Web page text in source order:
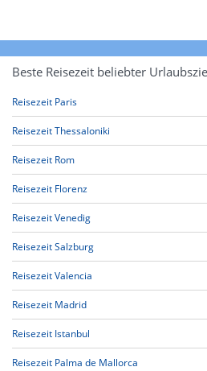
Beste Reisezeit beliebter
Reisezeit Paris
Reisezeit Thessaloniki
Reisezeit Rom
Reisezeit Florenz
Reisezeit Venedig
Reisezeit Salzburg
Reisezeit Valencia
Reisezeit Madrid
Reisezeit Istanbul
Reisezeit Palma de Mallorca